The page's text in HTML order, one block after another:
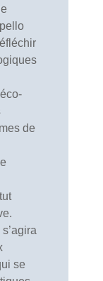
de
se